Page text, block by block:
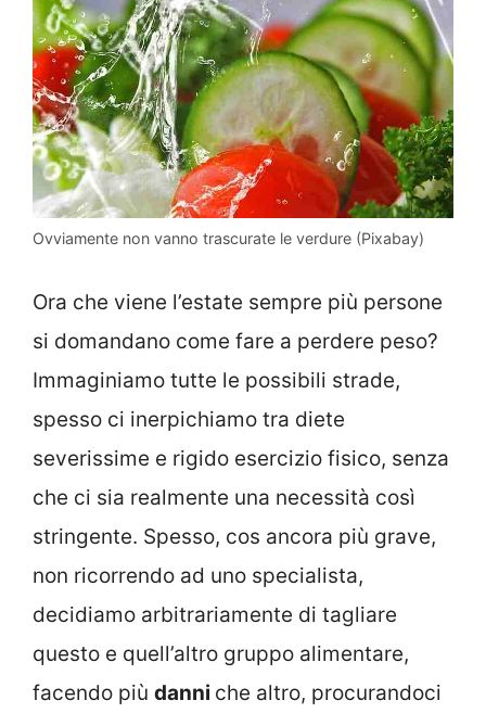
Ovviamente non vanno trascurate le verdure (Pixabay)
Ora che viene l’estate sempre più persone
si domandano come fare a perdere peso?
Immaginiamo tutte le possibili strade,
spesso ci inerpichiamo tra diete
severissime e rigido esercizio fisico, senza
che ci sia realmente una necessità così
stringente. Spesso, cos ancora più grave,
non ricorrendo ad uno specialista,
decidiamo arbitrariamente di tagliare
questo e quell’altro gruppo alimentare,
facendo più danni che altro, procurandoci